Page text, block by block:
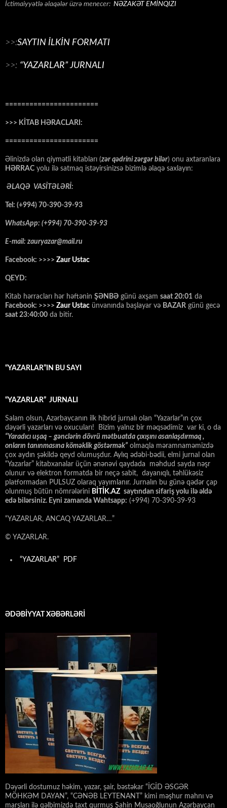
İctimaiyyətlə əlaqələr üzrə menecer: NƏZAKƏT EMİNQIZI
>>:SAYTIN İLKİN FORMATI
>>: “YAZARLAR” JURNALI
=======================
>>> KİTAB HƏRACLARI:
=======================
Əlinizdə olan qiymətli kitabları (zər qədrini zərgər bilər) onu axtaranlara
HƏRRAC yolu ilə satmaq istəyirsinizsə bizimlə əlaqə saxlayın:
ƏLAQƏ VASİTƏLƏRİ:
Tel: (+994) 70-390-39-93
WhatsApp: (+994) 70-390-39-93
E-mail: zauryazar@mail.ru
Facebook: >>>> Zaur Ustac
QEYD:
Kitab hərracları hər həftənin ŞƏNBƏ günü axşam saat 20:01 da
Facebook: >>>> Zaur Ustac ünvanında başlayar və BAZAR günü gecə
saat 23:40:00 da bitir.
“YAZARLAR”IN BU SAYI
“YAZARLAR” JURNALI
Salam olsun, Azərbaycanın ilk hibrid jurnalı olan “Yazarlar”ın çox
dəyərli yazarları və oxucuları! Bizim yalnız bir məqsədimiz var ki, o da
“Yaradıcı uşaq – gәnclәrin dövrü mәtbuatda çıxışını asanlaşdırmaq ,
onların tanınmasına kömәklik göstәrmәk” olmaqla məramnaməmizdə
çox aydın şəkildə qeyd olumuşdur. Aylıq ədəbi-bədii, elmi jurnal olan
“Yazarlar” kitabxanalar üçün ənənəvi qaydada məhdud sayda nəşr
olunur və elektron formatda bir neçə sabit, dayanıqlı, təhlükəsiz
platformadan PULSUZ olaraq yayımlanır. Jurnalın bu günə qədər çap
olunmuş bütün nömrələrini BİTİK.AZ saytından sifariş yolu ilə əldə
edə bilərsiniz. Eyni zamanda Wahtsapp: (+994) 70-390-39-93
“YAZARLAR, ANCAQ YAZARLAR…”
© YAZARLAR.
“YAZARLAR” PDF
ƏDƏBİYYAT XƏBƏRLƏRİ
Dəyərli dostumuz həkim, yazar, şair, bəstəkar “İGİD ƏSGƏR
MÖHKƏM DAYAN”, “CƏNƏB LEYTENANT” kimi məşhur mahnı və
marşları ilə qəlbimizdə taxt qurmuş Şahin Musaoğlunun Azərbaycan